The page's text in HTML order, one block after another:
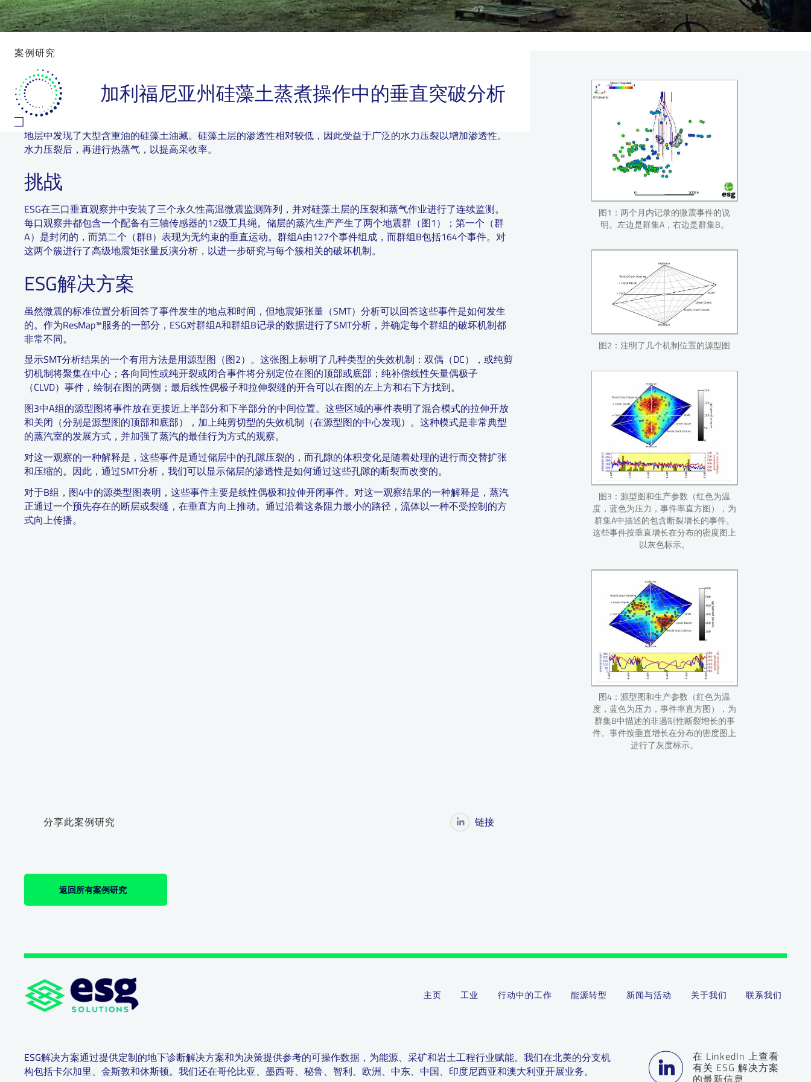
案例研究
加利福尼亚州硅藻土蒸煮操作中的垂直突破分析
ESG成功地监测了位于加州中南部圣华金谷的硅藻土储层的蒸馏操作。对微震事件的高级分析确定了在封闭式和非
封闭式垂直裂缝增长过程中非常不同的裂缝行为，导致了对垂直突破条件的高级理解。
硅藻土是一种主要由硅藻（单细胞藻类）的生物硅质沉积物组成的岩层。在加州中南部，在中新世蒙特雷和礁石岭
地层中发现了大型含重油的硅藻土油藏。硅藻土层的渗透性相对较低，因此受益于广泛的水力压裂以增加渗透性。
水力压裂后，再进行热蒸气，以提高采收率。
挑战
ESG在三口垂直观察井中安装了三个永久性高温微震监测阵列，并对硅藻土层的压裂和蒸气作业进行了连续监测。
每口观察井都包含一个配备有三轴传感器的12级工具绳。储层的蒸汽生产产生了两个地震群（图1）；第一个（群
A）是封闭的，而第二个（群B）表现为无约束的垂直运动。群组A由127个事件组成，而群组B包括164个事件。对
这两个簇进行了高级地震矩张量反演分析，以进一步研究与每个簇相关的破坏机制。
ESG解决方案
虽然微震的标准位置分析回答了事件发生的地点和时间，但地震矩张量（SMT）分析可以回答这些事件是如何发生
的。作为ResMap™服务的一部分，ESG对群组A和群组B记录的数据进行了SMT分析，并确定每个群组的破坏机制都
非常不同。
显示SMT分析结果的一个有用方法是用源型图（图2）。这张图上标明了几种类型的失效机制：双偶（DC），或纯剪
切机制将聚集在中心；各向同性或纯开裂或闭合事件将分别定位在图的顶部或底部；纯补偿线性矢量偶极子
（CLVD）事件，绘制在图的两侧；最后线性偶极子和拉伸裂缝的开合可以在图的左上方和右下方找到。
图3中A组的源型图将事件放在更接近上半部分和下半部分的中间位置。这些区域的事件表明了混合模式的拉伸开放
和关闭（分别是源型图的顶部和底部），加上纯剪切型的失效机制（在源型图的中心发现）。这种模式是非常典型
的蒸汽室的发展方式，并加强了蒸汽的最佳行为方式的观察。
对这一观察的一种解释是，这些事件是通过储层中的孔隙压裂的，而孔隙的体积变化是随着处理的进行而交替扩张
和压缩的。因此，通过SMT分析，我们可以显示储层的渗透性是如何通过这些孔隙的断裂而改变的。
对于B组，图4中的源类型图表明，这些事件主要是线性偶极和拉伸开闭事件。对这一观察结果的一种解释是，蒸汽
正通过一个预先存在的断层或裂缝，在垂直方向上推动。通过沿着这条阻力最小的路径，流体以一种不受控制的方
式向上传播。
图1：两个月内记录的微震事件的说
明。左边是群集A，右边是群集B。
图2：注明了几个机制位置的源型图
图3：源型图和生产参数（红色为温
度，蓝色为压力，事件率直方图），为
群集A中描述的包含断裂增长的事件。
这些事件按垂直增长在分布的密度图上
以灰色标示。
图4：源型图和生产参数（红色为温
度，蓝色为压力，事件率直方图），为
群集B中描述的非遏制性断裂增长的事
件。事件按垂直增长在分布的密度图上
进行了灰度标示。
分享此案例研究 链接
返回所有案例研究
主页 工业 行动中的工作 能源转型 新闻与活动 关于我们 联系我们
ESG解决方案通过提供定制的地下诊断解决方案和为决策提供参考的可操作数据，为能源、采矿和岩土工程行业赋能。我们在北美的分支机
构包括卡尔加里、金斯敦和休斯顿。我们还在哥伦比亚、墨西哥、秘鲁、智利、欧洲、中东、中国、印度尼西亚和澳大利亚开展业务。
在 LinkedIn 上查看
有关 ESG 解决方案